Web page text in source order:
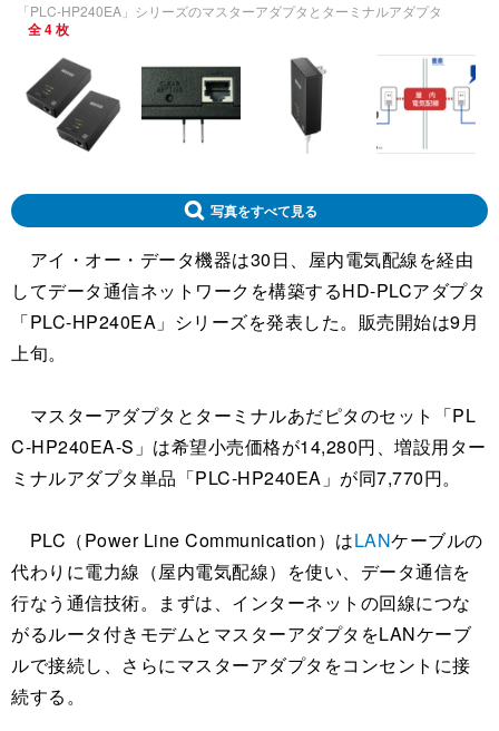
「PLC-HP240EA」シリーズのマスターアダプタとターミナルアダプタ
全 4 枚
写真をすべて見る
アイ・オー・データ機器は30日、屋内電気配線を経由
してデータ通信ネットワークを構築するHD-PLCアダプタ
「PLC-HP240EA」シリーズを発表した。販売開始は9月
上旬。
マスターアダプタとターミナルあだピタのセット「PL
C-HP240EA-S」は希望小売価格が14,280円、増設用ター
ミナルアダプタ単品「PLC-HP240EA」が同7,770円。
PLC（Power Line Communication）はLANケーブルの
代わりに電力線（屋内電気配線）を使い、データ通信を
行なう通信技術。まずは、インターネットの回線につな
がるルータ付きモデムとマスターアダプタをLANケーブ
ルで接続し、さらにマスターアダプタをコンセントに接
続する。